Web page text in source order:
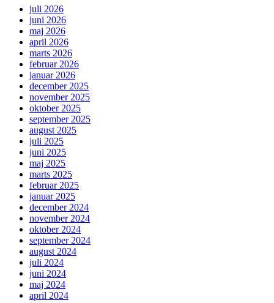
juli 2026
juni 2026
maj 2026
april 2026
marts 2026
februar 2026
januar 2026
december 2025
november 2025
oktober 2025
september 2025
august 2025
juli 2025
juni 2025
maj 2025
marts 2025
februar 2025
januar 2025
december 2024
november 2024
oktober 2024
september 2024
august 2024
juli 2024
juni 2024
maj 2024
april 2024